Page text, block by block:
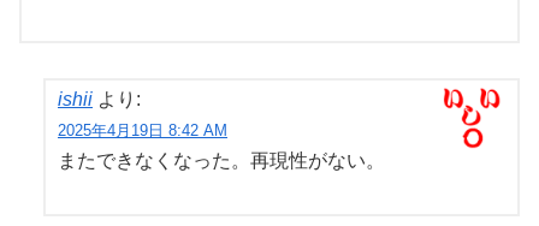
ishii より:
2025年4月19日 8:42 AM
またできなくなった。再現性がない。